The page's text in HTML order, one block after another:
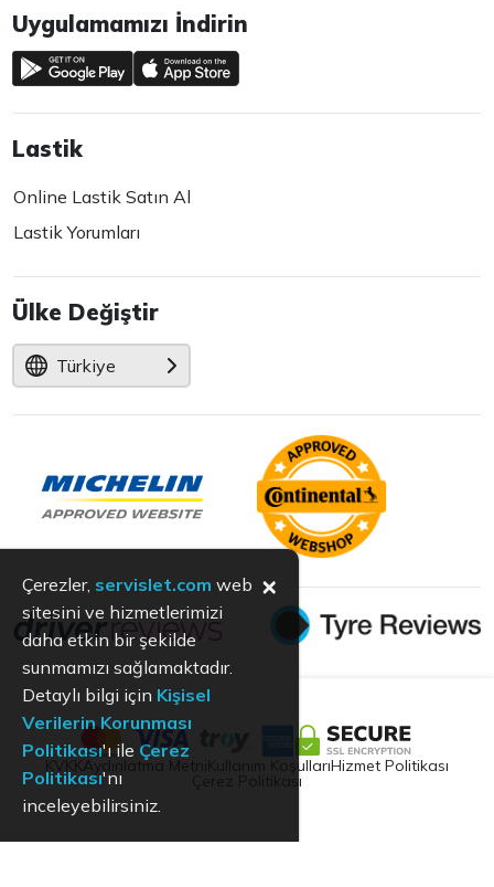
Uygulamamızı İndirin
Lastik
Online Lastik Satın Al
Lastik Yorumları
Ülke Değiştir
Türkiye
Aydınlatma Metni Kullanım KoşullarıHizmet Politikası
Çerez Politikası
Çerezler, servislet.com web
sitesini ve hizmetlerimizi
daha etkin bir şekilde
sunmamızı sağlamaktadır.
Detaylı bilgi için Kişisel
Verilerin Korunması
Politikası'ı ile Çerez
Politikası'nı
inceleyebilirsiniz.
×